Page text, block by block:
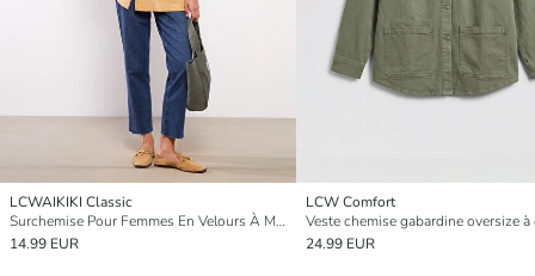
LCWAIKIKI Classic
Surchemise Pour Femmes En Velours À Manches Longues Coupe Régulière Boutonnée
14.99 EUR
LCW Comfort
24.99 EUR